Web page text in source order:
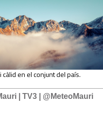
en el conjunt del país.
| TV3 | @MeteoMauri